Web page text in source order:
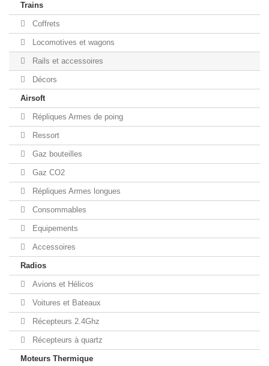
Trains
Coffrets
Locomotives et wagons
Rails et accessoires
Décors
Airsoft
Répliques Armes de poing
Ressort
Gaz bouteilles
Gaz CO2
Répliques Armes longues
Consommables
Equipements
Accessoires
Radios
Avions et Hélicos
Voitures et Bateaux
Récepteurs 2.4Ghz
Récepteurs à quartz
Moteurs Thermique